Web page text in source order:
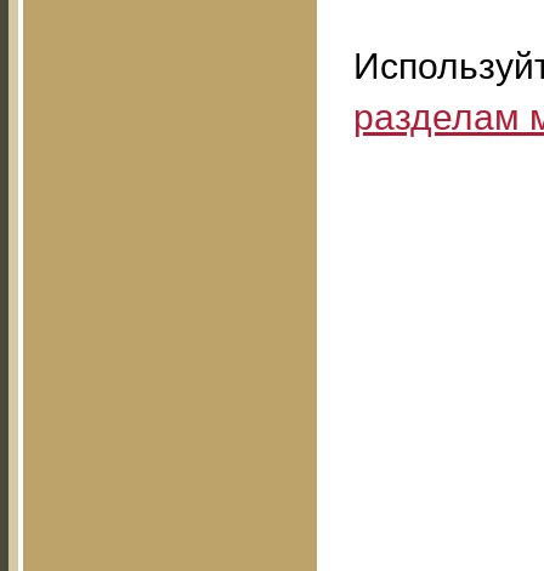
разделам